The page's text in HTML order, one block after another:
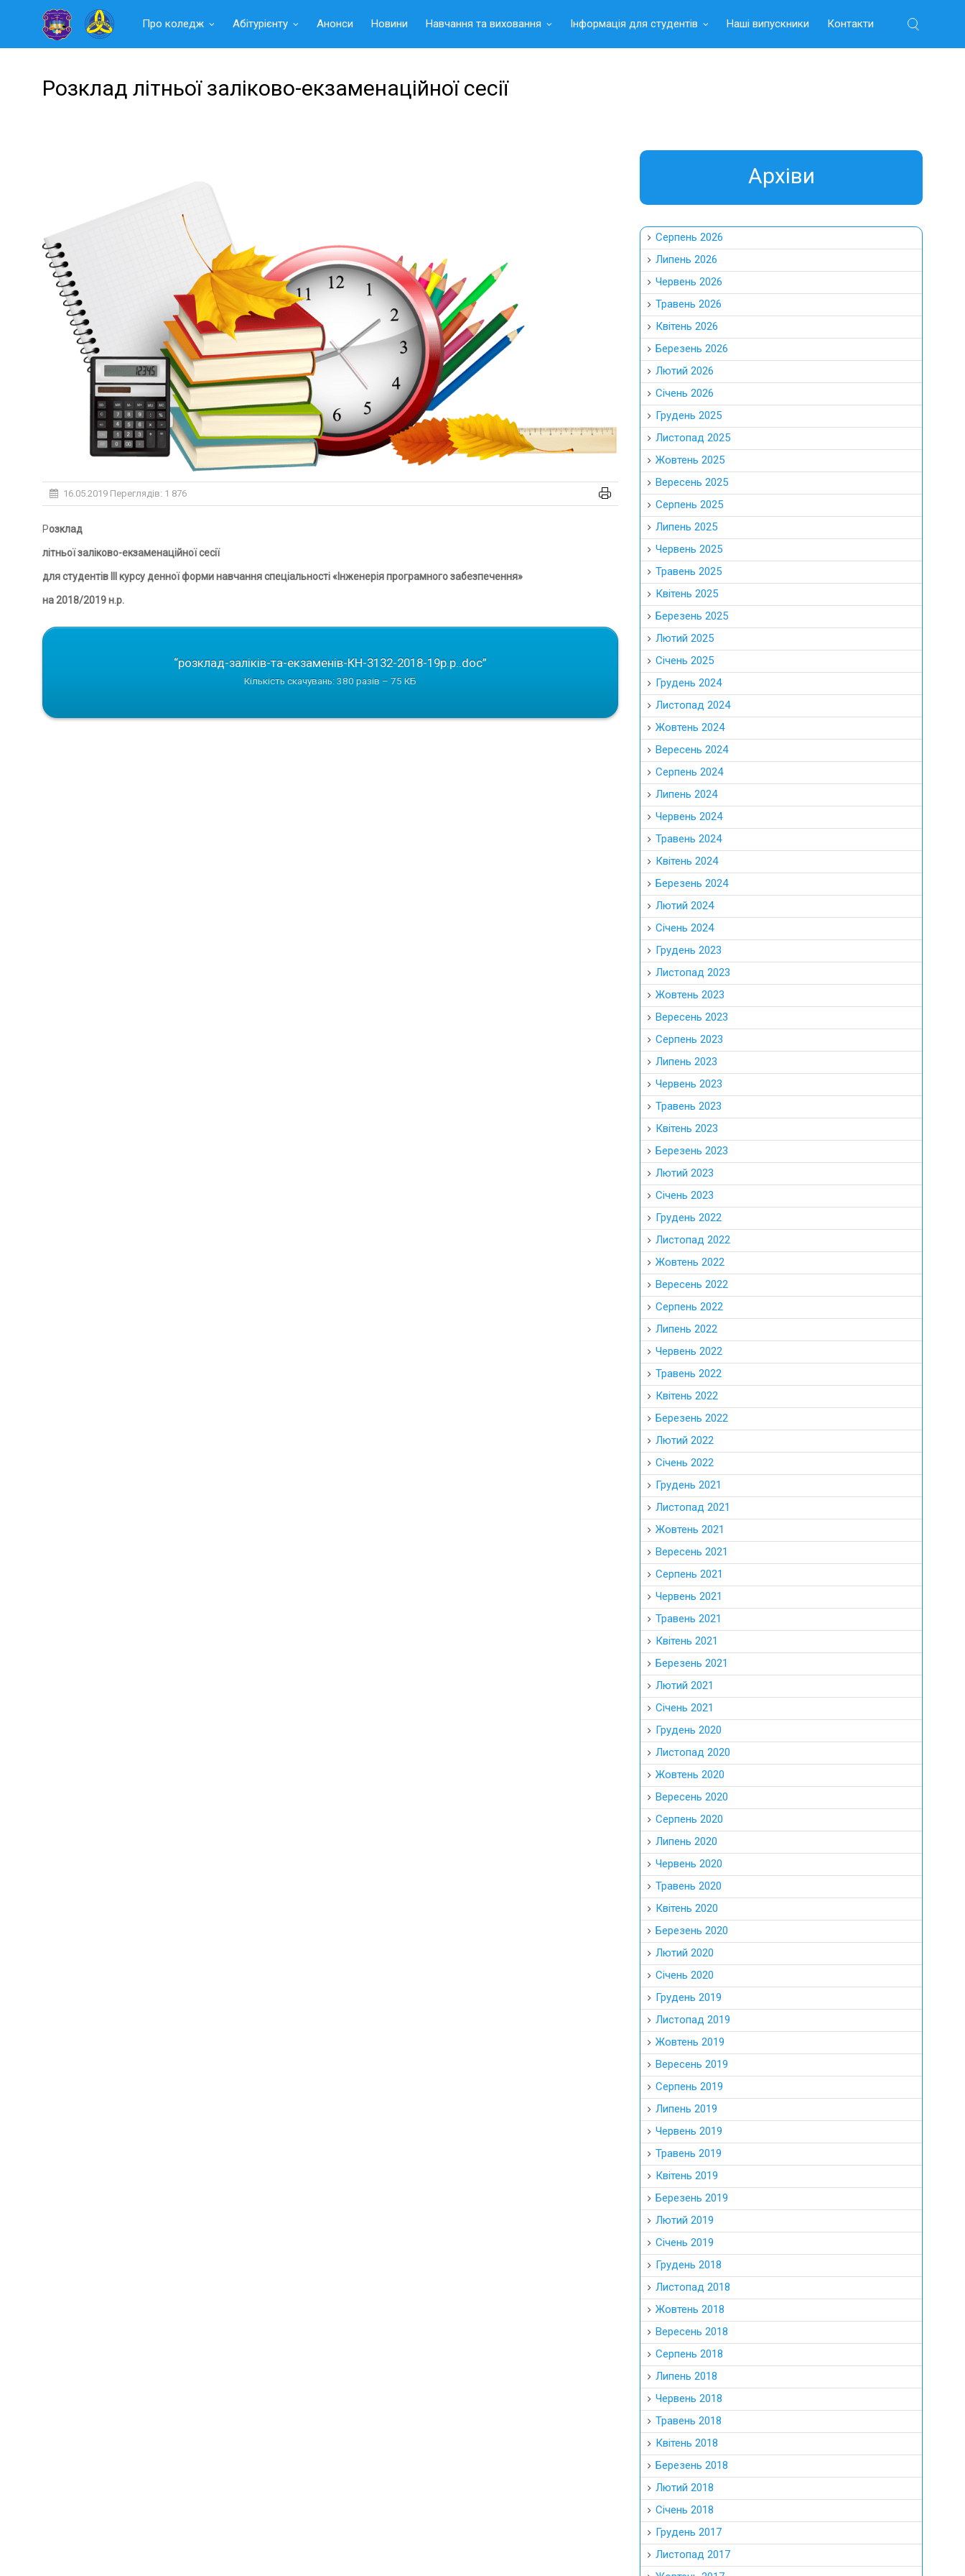
Читать
Про коледж Абітурієнту Анонси Новини Навчання та виховання Інформація для студентів Наші випускники Контакти
Розклад літньої заліково-екзаменаційної сесії
16.05.2019 Переглядів: 1 876
Розклад
літньої заліково-екзаменаційної сесії
для студентів III курсу денної форми навчання спеціальності «Інженерія програмного забезпечення»
на 2018/2019 н.р.
“розклад-заліків-та-екзаменів-КН-3132-2018-19р.р..doc”
Кількість скачувань: 380 разів – 75 КБ
Aрхіви
Серпень 2026
Липень 2026
Червень 2026
Травень 2026
Квітень 2026
Березень 2026
Лютий 2026
Січень 2026
Грудень 2025
Листопад 2025
Жовтень 2025
Вересень 2025
Серпень 2025
Липень 2025
Червень 2025
Травень 2025
Квітень 2025
Березень 2025
Лютий 2025
Січень 2025
Грудень 2024
Листопад 2024
Жовтень 2024
Вересень 2024
Серпень 2024
Липень 2024
Червень 2024
Травень 2024
Квітень 2024
Березень 2024
Лютий 2024
Січень 2024
Грудень 2023
Листопад 2023
Жовтень 2023
Вересень 2023
Серпень 2023
Липень 2023
Червень 2023
Травень 2023
Квітень 2023
Березень 2023
Лютий 2023
Січень 2023
Грудень 2022
Листопад 2022
Жовтень 2022
Вересень 2022
Серпень 2022
Липень 2022
Червень 2022
Травень 2022
Квітень 2022
Березень 2022
Лютий 2022
Січень 2022
Грудень 2021
Листопад 2021
Жовтень 2021
Вересень 2021
Серпень 2021
Червень 2021
Травень 2021
Квітень 2021
Березень 2021
Лютий 2021
Січень 2021
Грудень 2020
Листопад 2020
Жовтень 2020
Вересень 2020
Серпень 2020
Липень 2020
Червень 2020
Травень 2020
Квітень 2020
Березень 2020
Лютий 2020
Січень 2020
Грудень 2019
Листопад 2019
Жовтень 2019
Вересень 2019
Серпень 2019
Липень 2019
Червень 2019
Травень 2019
Квітень 2019
Березень 2019
Лютий 2019
Січень 2019
Грудень 2018
Листопад 2018
Жовтень 2018
Вересень 2018
Серпень 2018
Липень 2018
Червень 2018
Травень 2018
Квітень 2018
Березень 2018
Лютий 2018
Січень 2018
Грудень 2017
Листопад 2017